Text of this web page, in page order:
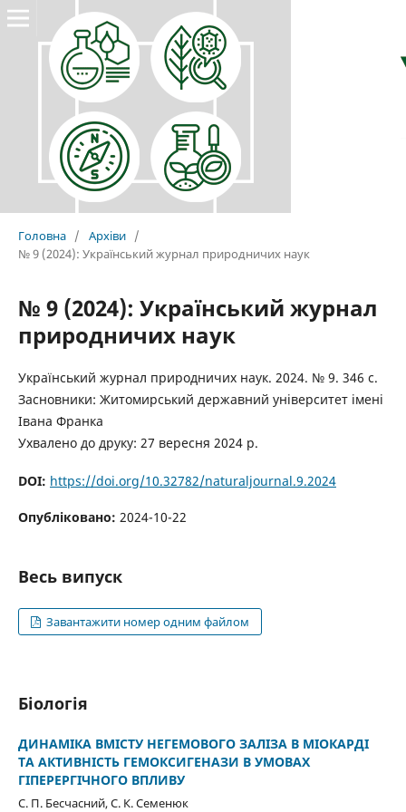
Головна / Архіви /
№ 9 (2024): Український журнал природничих наук
№ 9 (2024): Український журнал
природничих наук
Український журнал природничих наук. 2024. № 9. 346 с.
Засновники: Житомирський державний університет імені
Івана Франка
Ухвалено до друку: 27 вересня 2024 р.
DOI: https://doi.org/10.32782/naturaljournal.9.2024
Опубліковано: 2024-10-22
Весь випуск
Завантажити номер одним файлом
Біологія
ДИНАМІКА ВМІСТУ НЕГЕМОВОГО ЗАЛІЗА В МІОКАРДІ
ТА АКТИВНІСТЬ ГЕМОКСИГЕНАЗИ В УМОВАХ
ГІПЕРЕРГІЧНОГО ВПЛИВУ
С. П. Бесчасний, С. К. Семенюк